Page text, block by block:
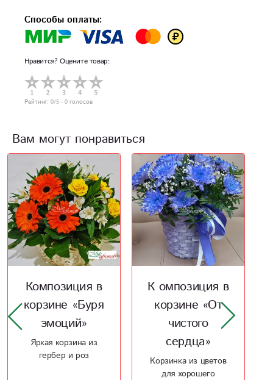
Способы оплаты:
Нравится? Оцените товар:
Рейтинг: 0/5 - 0 голосов
Вам могут понравиться
К омпозиция в
корзине «От
чистого
сердца»
Корзинка из цветов
Композиция в
ящике «Для
любимой
мамы»
Незабываемая
композиция, которая